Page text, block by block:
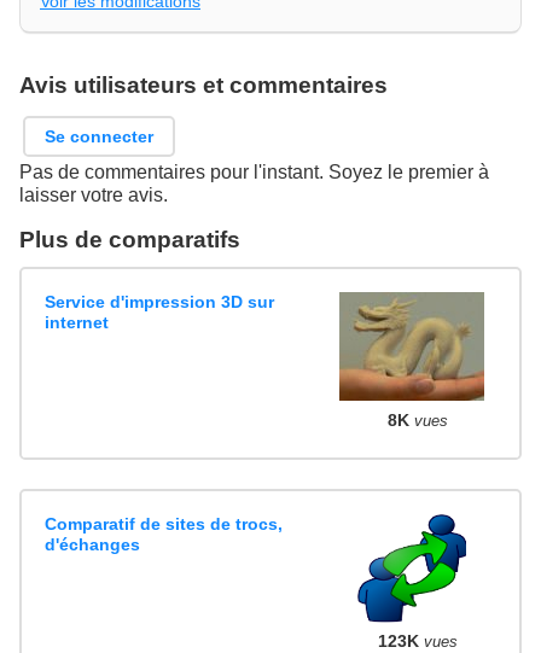
Avis utilisateurs et commentaires
Se connecter
Pas de commentaires pour l'instant. Soyez le premier à
laisser votre avis.
Plus de comparatifs
Service d'impression 3D sur
internet
8K vues
Comparatif de sites de trocs,
d'échanges
123K vues